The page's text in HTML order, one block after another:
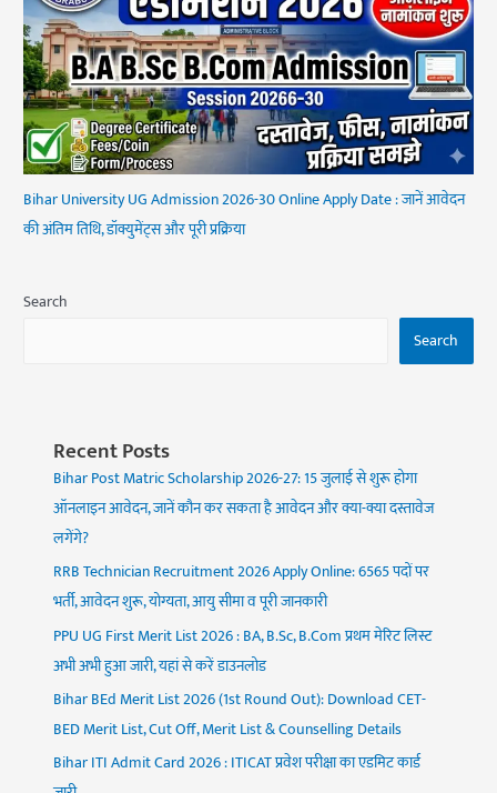
Bihar University UG Admission 2026-30 Online Apply Date : जानें आवेदन
की अंतिम तिथि, डॉक्युमेंट्स और पूरी प्रक्रिया
Search
Search
Recent Posts
Bihar Post Matric Scholarship 2026-27: 15 जुलाई से शुरू होगा
ऑनलाइन आवेदन, जानें कौन कर सकता है आवेदन और क्या-क्या दस्तावेज
लगेंगे?
RRB Technician Recruitment 2026 Apply Online: 6565 पदों पर
भर्ती, आवेदन शुरू, योग्यता, आयु सीमा व पूरी जानकारी
PPU UG First Merit List 2026 : BA, B.Sc, B.Com प्रथम मेरिट लिस्ट
अभी अभी हुआ जारी, यहां से करें डाउनलोड
Bihar BEd Merit List 2026 (1st Round Out): Download CET-
BED Merit List, Cut Off, Merit List & Counselling Details
Bihar ITI Admit Card 2026 : ITICAT प्रवेश परीक्षा का एडमिट कार्ड